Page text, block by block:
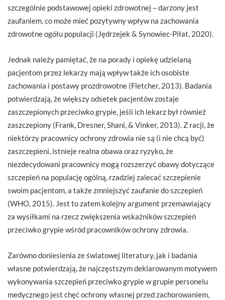
szczególnie podstawowej opieki zdrowotnej – darzony jest
zaufaniem, co może mieć pozytywny wpływ na zachowania
zdrowotne ogółu populacji (Jędrzejek & Synowiec-Piłat, 2020).
Jednak należy pamiętać, że na porady i opiekę udzielaną
pacjentom przez lekarzy mają wpływ także ich osobiste
zachowania i postawy prozdrowotne (Fletcher, 2013). Badania
potwierdzają, że większy odsetek pacjentów zostaje
zaszczepionych przeciwko grypie, jeśli ich lekarz był również
zaszczepiony (Frank, Dresner, Shani, & Vinker, 2013). Z racji, że
niektórzy pracownicy ochrony zdrowia nie są (i nie chcą być)
zaszczepieni, istnieje realna obawa oraz ryzyko, że
niezdecydowani pracownicy mogą rozszerzyć obawy dotyczące
szczepień na populację ogólną, rzadziej zalecać szczepienie
swoim pacjentom, a także zmniejszyć zaufanie do szczepień
(WHO, 2015). Jest to zatem kolejny argument przemawiający
za wysiłkami na rzecz zwiększenia wskaźników szczepień
przeciwko grypie wśród pracowników ochrony zdrowia.
Zarówno doniesienia ze światowej literatury, jak i badania
własne potwierdzają, że najczęstszym deklarowanym motywem
wykonywania szczepień przeciwko grypie w grupie personelu
medycznego jest chęć ochrony własnej przed zachorowaniem,